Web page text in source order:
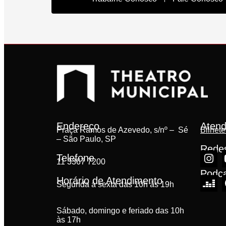
Endereço
Praça Ramos de Azevedo, s/nº – Sé
– São Paulo, SP
Telefone
11 3367 7200
Horário de Atendimento
Segunda à sexta das 10h às 19h
Sábado, domingo e feriado das 10h
às 17h